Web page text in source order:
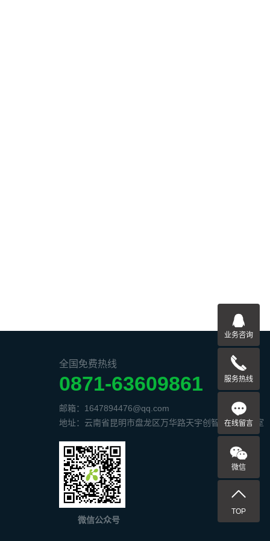
全国免费热线
0871-63609861
邮箱：1647894476@qq.com
地址：云南省昆明市盘龙区万华路天宇创智中心1506室
微信公众号
业务咨询
服务热线
在线留言
微信
TOP